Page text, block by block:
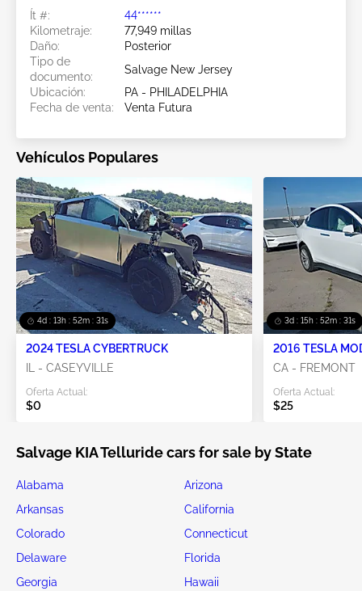
Ít #:
44******
Kilometraje:
77,949 millas
Daño:
Posterior
Tipo de
documento:
Salvage New Jersey
Ubicación:
PA - PHILADELPHIA
Fecha de venta:
Venta Futura
Vehículos Populares
4d : 13h : 52m : 29s
2024 TESLA CYBERTRUCK
IL - CASEYVILLE
Oferta Actual:
$0
3d : 15h : 52m : 29s
2016 TESLA
CA - FREMONT
Oferta Actual:
$25
Salvage KIA Telluride cars for sale by State
Alabama
Arizona
Arkansas
California
Colorado
Connecticut
Delaware
Florida
Georgia
Hawaii